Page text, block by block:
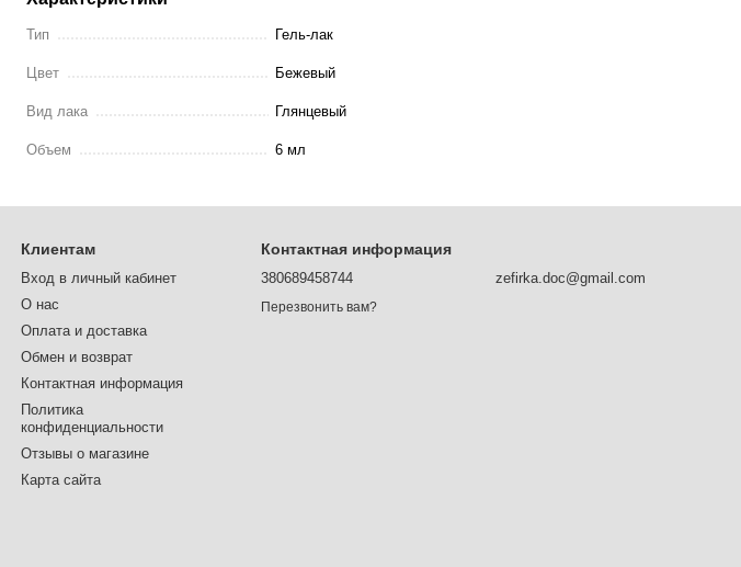
Тип Гель-лак
Цвет Бежевый
Вид лака Глянцевый
Объем 6 мл
Клиентам
Вход в личный кабинет
О нас
Оплата и доставка
Обмен и возврат
Контактная информация
Политика
конфиденциальности
Отзывы о магазине
Карта сайта
Контактная информация
380689458744
Перезвонить вам?
zefirka.doc@gmail.com